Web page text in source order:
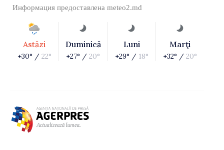
Информация предоставлена meteo2.md
Astăzi
+30° / 22°
Duminică
+27° / 20°
Luni
+29° / 18°
Marţi
+32° / 20°